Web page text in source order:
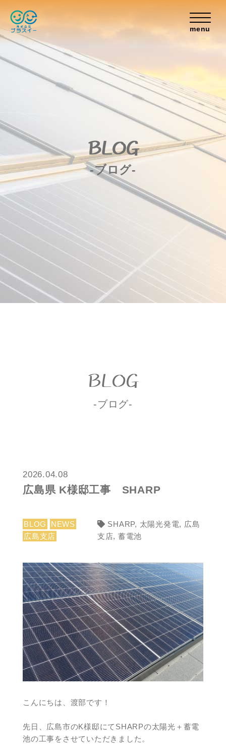
menu
BLOG
-ブログ-
BLOG
-ブログ-
2026.04.08
広島県 K様邸工事 SHARP
BLOG
NEWS
広島支店
SHARP, 太陽光発電, 広島
支店, 蓄電池
こんにちは、渡部です！
先日、広島市のK様邸にてSHARPの太陽光＋蓄電
池の工事をさせていただきました。